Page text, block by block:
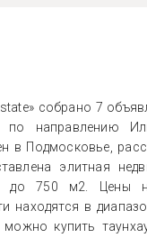
собрано 7
по направлению
в Подмосковье,
элитная
до 750 м2. Цены
находятся в
можно купить